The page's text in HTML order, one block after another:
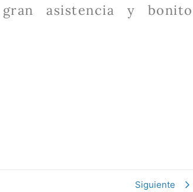
asistencia y bonito
Siguiente